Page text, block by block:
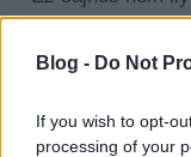
Blog - Do Not
If you wish to opt-
processing of your
folyt a munka,
tanítottak be,
terméket senki
- Miért volt ez?